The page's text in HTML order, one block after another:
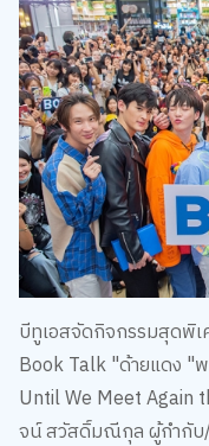
บีทูเอสจัดกิจกรรมสุดพิ
Book Talk "ด้ายแดง "
Until We Meet
จน์ สวัสดิ์มณีกุล ผู้กำกั